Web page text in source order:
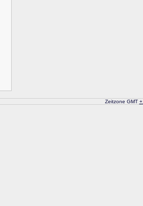
Zeitzone GMT +